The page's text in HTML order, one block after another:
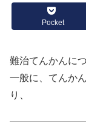
Pocket
難治てんかんに
一般に、てんか
り、